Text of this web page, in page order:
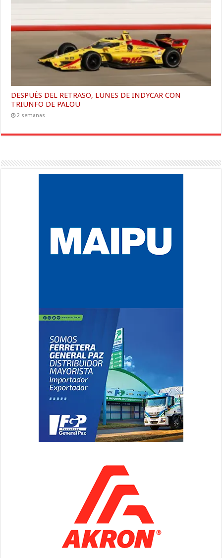
DESPUÉS DEL RETRASO, LUNES DE INDYCAR CON
TRIUNFO DE PALOU
2 semanas